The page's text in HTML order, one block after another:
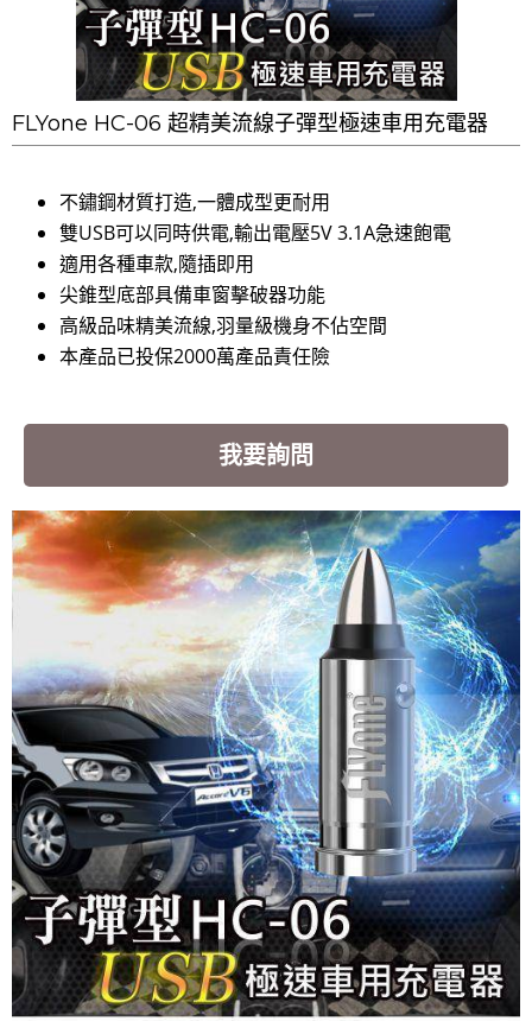
FLYone HC-06 超精美流線子彈型極速車用充電器
不鏽鋼材質打造,一體成型更耐用
雙USB可以同時供電,輸出電壓5V 3.1A急速飽電
適用各種車款,隨插即用
尖錐型底部具備車窗擊破器功能
高級品味精美流線,羽量級機身不佔空間
本產品已投保2000萬產品責任險
我要詢問